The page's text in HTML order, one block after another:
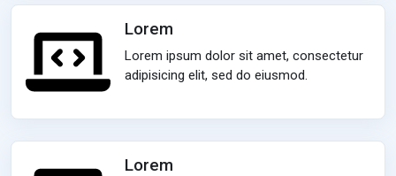
Lorem
Lorem ipsum dolor sit amet, consectetur
adipisicing elit, sed do eiusmod.
Lorem